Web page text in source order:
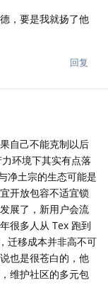
，要是我就扬了他
回复
自己不能克制以后
环境下其实有点落
土宗的生态可能是
开放包容不适宜锁
展了，新用户会流
很多人从 Tex 跑到
迁移成本并非高不可
也是很苍白的，他
维护社区的多元包